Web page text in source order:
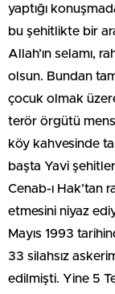
yaptığı
bu şehitlikte bir
Allah’ın selamı,
olsun. Bundan
çocuk olmak
terör örgütü
köy kahvesinde
başta Yavi
Cenab-ı Hak’tan
etmesini niyaz
Mayıs 1993
33 silahsız
edilmişti. Yine 5